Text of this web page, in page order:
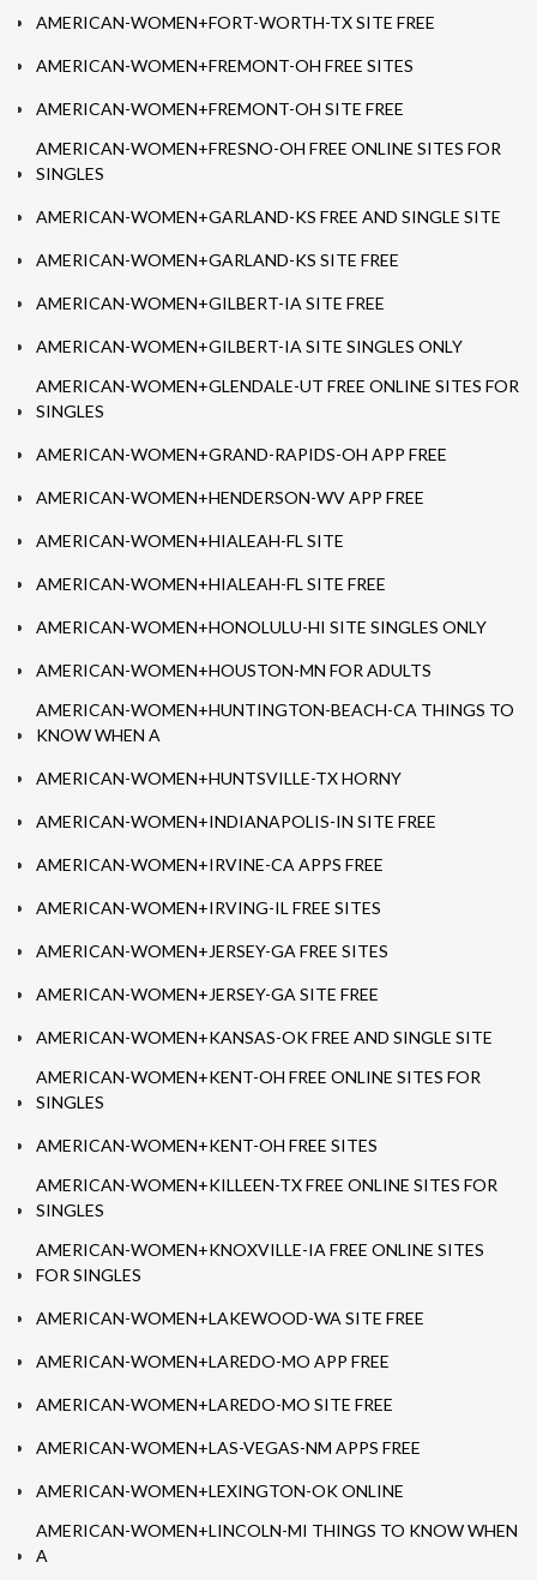
AMERICAN-WOMEN+FORT-WORTH-TX SITE FREE
AMERICAN-WOMEN+FREMONT-OH FREE SITES
AMERICAN-WOMEN+FREMONT-OH SITE FREE
AMERICAN-WOMEN+FRESNO-OH FREE ONLINE SITES FOR
SINGLES
AMERICAN-WOMEN+GARLAND-KS FREE AND SINGLE SITE
AMERICAN-WOMEN+GARLAND-KS SITE FREE
AMERICAN-WOMEN+GILBERT-IA SITE FREE
AMERICAN-WOMEN+GILBERT-IA SITE SINGLES ONLY
AMERICAN-WOMEN+GLENDALE-UT FREE ONLINE SITES FOR
SINGLES
AMERICAN-WOMEN+GRAND-RAPIDS-OH APP FREE
AMERICAN-WOMEN+HENDERSON-WV APP FREE
AMERICAN-WOMEN+HIALEAH-FL SITE
AMERICAN-WOMEN+HIALEAH-FL SITE FREE
AMERICAN-WOMEN+HONOLULU-HI SITE SINGLES ONLY
AMERICAN-WOMEN+HOUSTON-MN FOR ADULTS
AMERICAN-WOMEN+HUNTINGTON-BEACH-CA THINGS TO
KNOW WHEN A
AMERICAN-WOMEN+HUNTSVILLE-TX HORNY
AMERICAN-WOMEN+INDIANAPOLIS-IN SITE FREE
AMERICAN-WOMEN+IRVINE-CA APPS FREE
AMERICAN-WOMEN+IRVING-IL FREE SITES
AMERICAN-WOMEN+JERSEY-GA FREE SITES
AMERICAN-WOMEN+JERSEY-GA SITE FREE
AMERICAN-WOMEN+KANSAS-OK FREE AND SINGLE SITE
AMERICAN-WOMEN+KENT-OH FREE ONLINE SITES FOR
SINGLES
AMERICAN-WOMEN+KENT-OH FREE SITES
AMERICAN-WOMEN+KILLEEN-TX FREE ONLINE SITES FOR
SINGLES
AMERICAN-WOMEN+KNOXVILLE-IA FREE ONLINE SITES
FOR SINGLES
AMERICAN-WOMEN+LAKEWOOD-WA SITE FREE
AMERICAN-WOMEN+LAREDO-MO APP FREE
AMERICAN-WOMEN+LAREDO-MO SITE FREE
AMERICAN-WOMEN+LAS-VEGAS-NM APPS FREE
AMERICAN-WOMEN+LEXINGTON-OK ONLINE
AMERICAN-WOMEN+LINCOLN-MI THINGS TO KNOW WHEN
A